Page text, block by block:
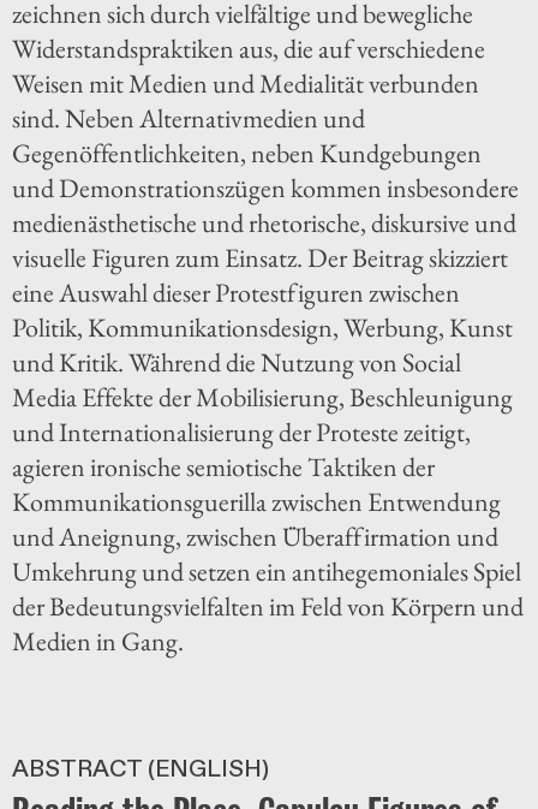
zeichnen sich durch vielfältige und bewegliche
Widerstandspraktiken aus, die auf verschiedene
Weisen mit Medien und Medialität verbunden
sind. Neben Alternativmedien und
Gegenöffentlichkeiten, neben Kundgebungen
und Demonstrationszügen kommen insbesondere
medienästhetische und rhetorische, diskursive und
visuelle Figuren zum Einsatz. Der Beitrag skizziert
eine Auswahl dieser Protestfiguren zwischen
Politik, Kommunikationsdesign, Werbung, Kunst
und Kritik. Während die Nutzung von Social
Media Effekte der Mobilisierung, Beschleunigung
und Internationalisierung der Proteste zeitigt,
agieren ironische semiotische Taktiken der
Kommunikationsguerilla zwischen Entwendung
und Aneignung, zwischen Überaffirmation und
Umkehrung und setzen ein antihegemoniales Spiel
der Bedeutungsvielfalten im Feld von Körpern und
Medien in Gang.
ABSTRACT (ENGLISH)